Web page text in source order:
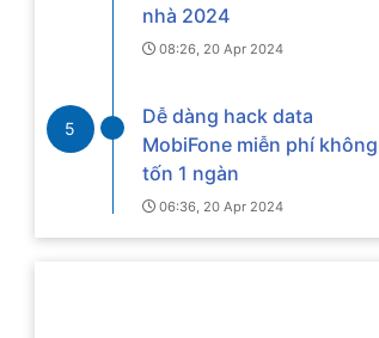
nhà 2024
08:26, 20 Apr 2024
5
Dễ dàng hack data
MobiFone miễn phí không
tốn 1 ngàn
06:36, 20 Apr 2024